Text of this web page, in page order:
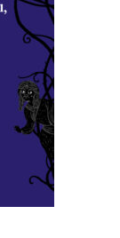
karşıya
atıyor.
Evet,